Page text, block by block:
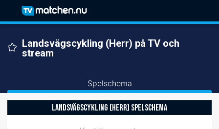
Landsvägscykling (Herr) på TV och
stream
Spelschema
LANDSVÄGSCYKLING (HERR) SPELSCHEMA